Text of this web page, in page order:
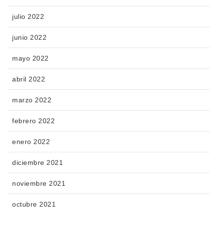
julio 2022
junio 2022
mayo 2022
abril 2022
marzo 2022
febrero 2022
enero 2022
diciembre 2021
noviembre 2021
octubre 2021